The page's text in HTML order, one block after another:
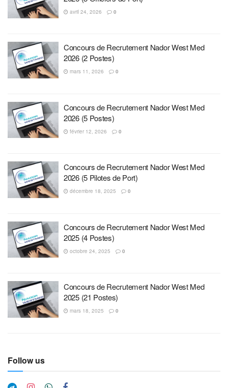
avril 24, 2026 0
Concours de Recrutement Nador West Med
2026 (2 Postes)
mars 11, 2026 0
Concours de Recrutement Nador West Med
2026 (5 Postes)
février 12, 2026 0
Concours de Recrutement Nador West Med
2026 (5 Pilotes de Port)
décembre 18, 2025 0
Concours de Recrutement Nador West Med
2025 (4 Postes)
octobre 24, 2025 0
Concours de Recrutement Nador West Med
2025 (21 Postes)
mars 18, 2025 0
Follow us